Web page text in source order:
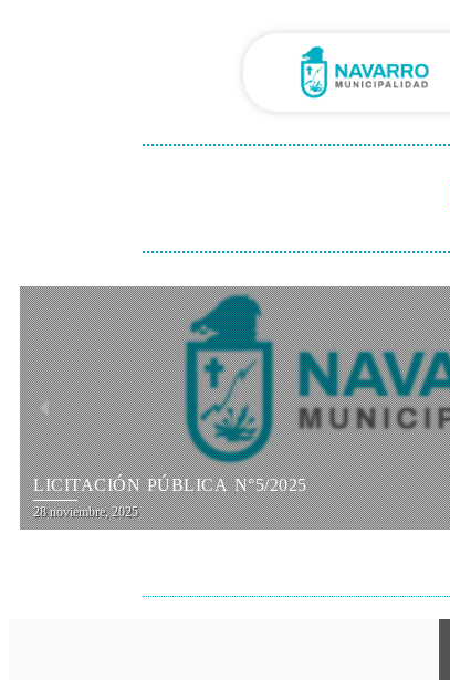
LICITACIÓN PÚBLICA N°5/2025
28 noviembre, 2025